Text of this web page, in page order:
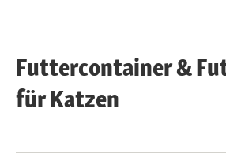
Futtercontainer &
für Katzen